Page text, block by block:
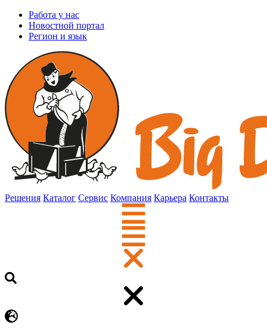
Работа у нас
Новостной портал
Регион и язык
Решения Каталог Сервис Компания Карьера Контакты